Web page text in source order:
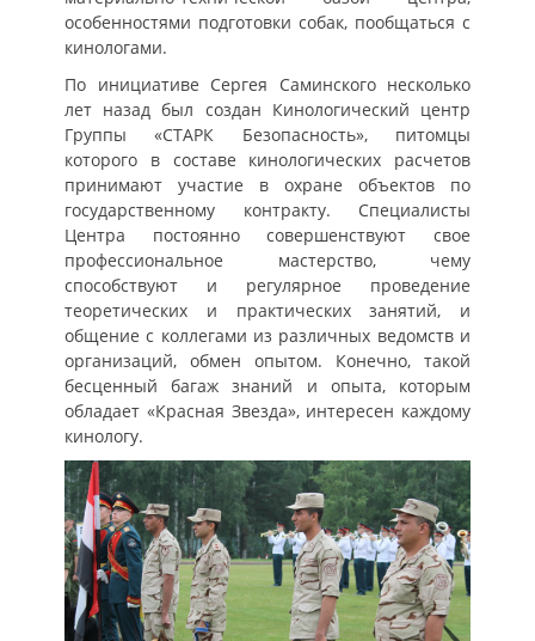
особенностями подготовки собак, пообщаться с
кинологами.
По инициативе Сергея Саминского несколько
лет назад был создан Кинологический центр
Группы «СТАРК Безопасность», питомцы
которого в составе кинологических расчетов
принимают участие в охране объектов по
государственному контракту. Специалисты
Центра постоянно совершенствуют свое
профессиональное мастерство, чему
способствуют и регулярное проведение
теоретических и практических занятий, и
общение с коллегами из различных ведомств и
организаций, обмен опытом. Конечно, такой
бесценный багаж знаний и опыта, которым
обладает «Красная Звезда», интересен каждому
кинологу.